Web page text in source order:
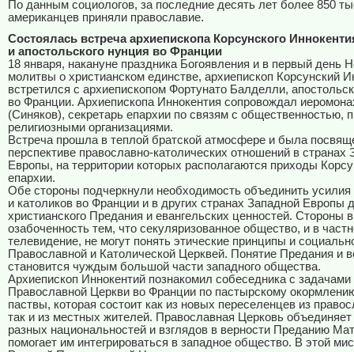
По данным социологов, за последние десять лет более 850
американцев приняли православие.
Состоялась встреча архиепископа Корсунского
и апостольского нунция во Франции
18 января, накануне праздника Богоявления и в первый день
молитвы о христианском единстве, архиепископ Корсунский
встретился с архиепископом Фортунато Балделли,
во Франции. Архиепископа Иннокентия сопровождал
(Синяков), секретарь епархии по связям с общественностью,
религиозными организациями.
Встреча прошла в теплой братской атмосфере и была
перспективе православно-католических отношений в странах
Европы, на территории которых располагаются приходы
епархии.
Обе стороны подчеркнули необходимость объединить
и католиков во Франции и в других странах Западной Европы
христианского Предания и евангельских ценностей. Стороны
озабоченность тем, что секуляризованное общество, и в
телевидение, не могут понять этические принципы и
Православной и Католической Церквей. Понятие Предания и
становится чуждым большой части западного общества.
Архиепископ Иннокентий познакомил собеседника с задачами
Православной Церкви во Франции по пастырскому
паствы, которая состоит как из новых переселенцев из
так и из местных жителей. Православная Церковь
разных национальностей и взглядов в верности Преданию
помогает им интегрироваться в западное общество. В этой